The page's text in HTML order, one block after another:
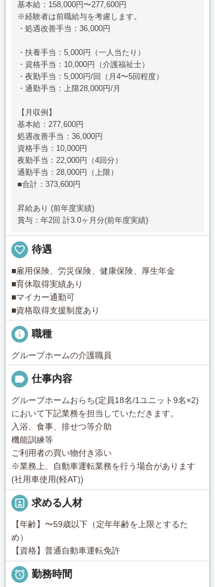
基本給：158,000円〜277,600円
※経験者は前職給与を考慮します。
・処遇改善手当：36,000円
・扶養手当：5,000円（一人当たり）
・資格手当：10,000円（介護福祉士）
・夜勤手当：5,000円/回（月4〜5回程度）
・通勤手当：上限28,000円/月
【月収例】
基本給：277,600円
処遇改善手当：36,000円
資格手当：10,000円
夜勤手当：22,000円（4回分）
通勤手当：28,000円（上限）
■合計：373,600円
昇給あり (前年度実績)
賞与：年2回 計3.0ヶ月分(前年度実績)
favorite_border 待遇
■雇用保険、労災保険、健康保険、厚生年金
■育休取得実績あり
■マイカー通勤可
■資格取得支援制度あり
info 職種
グループホームの介護職員
label 仕事内容
グループホームおらち(定員18名/1ユニット9名×2)
において下記業務を担当していただきます。
入浴、食事、排せつ等介助
機能訓練等
ご利用者の買い物付き添い
※業務上、自動車運転業務を行う場合があります
(社用車使用(軽AT))
portrait 求める人材
【年齢】〜59歳以下（定年年齢を上限とするた
め）
【資格】普通自動車運転免許
 勤務時間